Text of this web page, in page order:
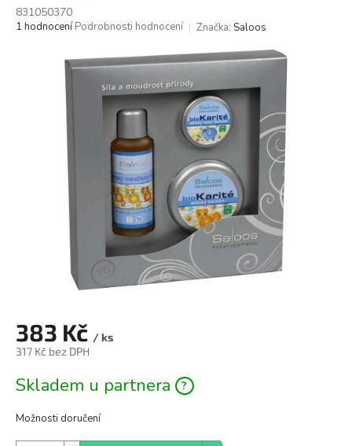
831050370
Průměrné
1 hodnocení Podrobnosti hodnocení Značka: Saloos
383 Kč / ks
317 Kč bez DPH
cena:
Skladem u partnera
Možnosti doručení